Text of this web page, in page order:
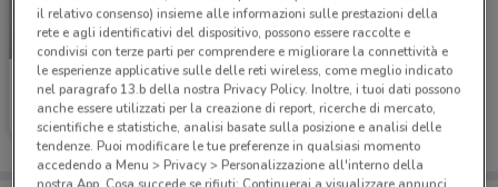
-3 GIORNI
Conad Superstore
Scade martedì 1.4 km
il relativo consenso) insieme alle informazioni sulle prestazioni della
rete e agli identificativi del dispositivo, possono essere raccolte e
condivisi con terze parti per comprendere e migliorare la connettività e
le esperienze applicative sulle delle reti wireless, come meglio indicato
nel paragrafo 13.b della nostra Privacy Policy. Inoltre, i tuoi dati possono
anche essere utilizzati per la creazione di report, ricerche di mercato,
scientifiche e statistiche, analisi basate sulla posizione e analisi delle
tendenze. Puoi modificare le tue preferenze in qualsiasi momento
accedendo a Menu > Privacy > Personalizzazione all'interno della